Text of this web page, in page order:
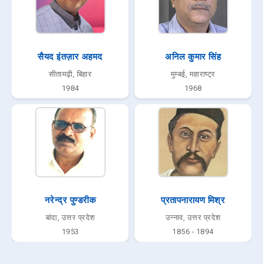
सैयद इंतज़ार अहमद
सीतामढ़ी, बिहार
1984
अनिल कुमार सिंह
मुम्बई, महाराष्ट्र
1968
नरेन्द्र पुण्डरीक
बांदा, उत्तर प्रदेश
1953
प्रतापनारायण मिश्र
उन्नाव, उत्तर प्रदेश
1856 - 1894